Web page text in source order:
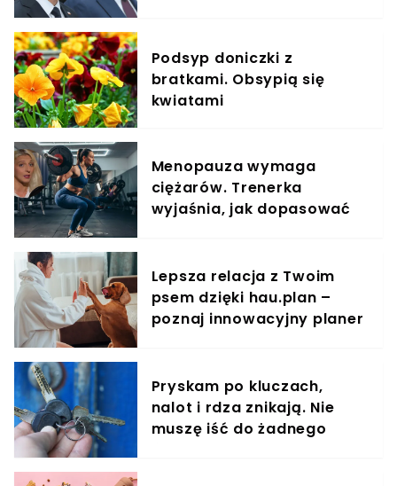
Podsyp doniczki z
bratkami. Obsypią się
kwiatami
Menopauza wymaga
ciężarów. Trenerka
wyjaśnia, jak dopasować
Lepsza relacja z Twoim
psem dzięki hau.plan –
poznaj innowacyjny planer
Pryskam po kluczach,
nalot i rdza znikają. Nie
muszę iść do żadnego